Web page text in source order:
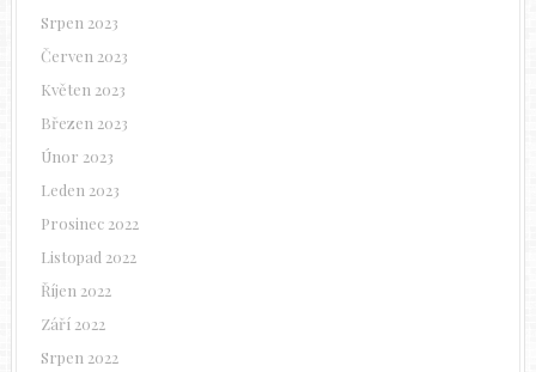
Srpen 2023
Červen 2023
Květen 2023
Březen 2023
Únor 2023
Leden 2023
Prosinec 2022
Listopad 2022
Říjen 2022
Září 2022
Srpen 2022